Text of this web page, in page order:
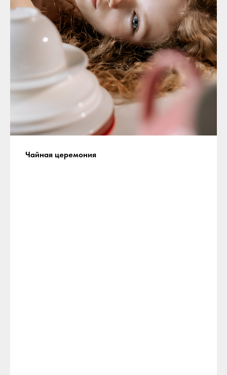
Чайная церемония